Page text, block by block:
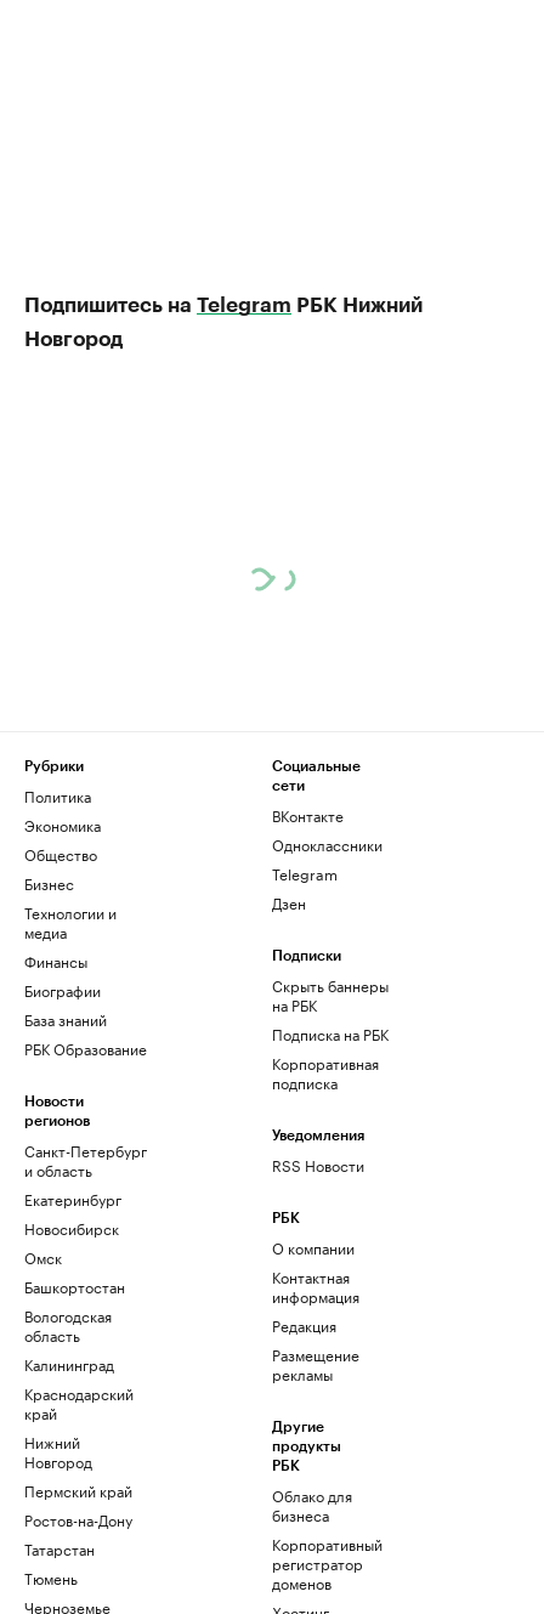
Подпишитесь на Telegram РБК Нижний
Новгород
Рубрики
Политика
Экономика
Общество
Бизнес
Технологии и
медиа
Финансы
Биографии
База знаний
РБК Образование
Новости
регионов
Санкт-Петербург
и область
Екатеринбург
Новосибирск
Омск
Башкортостан
Вологодская
область
Калининград
Краснодарский
край
Нижний
Новгород
Пермский край
Ростов-на-Дону
Татарстан
Тюмень
Черноземье
Социальные
сети
ВКонтакте
Одноклассники
Telegram
Дзен
Подписки
Скрыть баннеры
на РБК
Подписка на РБК
Корпоративная
подписка
Уведомления
RSS Новости
РБК
О компании
Контактная
информация
Редакция
Размещение
рекламы
Другие
продукты
РБК
Облако для
бизнеса
Корпоративный
регистратор
доменов